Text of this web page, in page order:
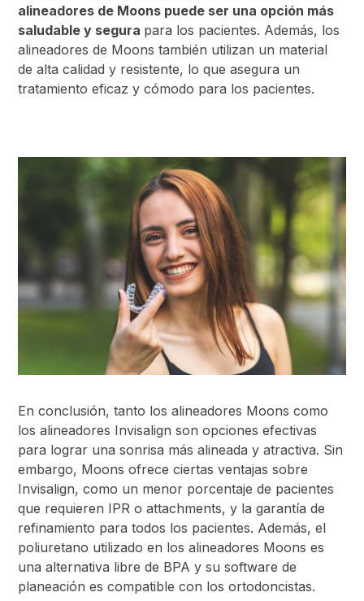
alineadores de Moons puede ser una opción más
saludable y segura para los pacientes. Además, los
alineadores de Moons también utilizan un material
de alta calidad y resistente, lo que asegura un
tratamiento eficaz y cómodo para los pacientes.
En conclusión, tanto los alineadores Moons como
los alineadores Invisalign son opciones efectivas
para lograr una sonrisa más alineada y atractiva. Sin
embargo, Moons ofrece ciertas ventajas sobre
Invisalign, como un menor porcentaje de pacientes
que requieren IPR o attachments, y la garantía de
refinamiento para todos los pacientes. Además, el
poliuretano utilizado en los alineadores Moons es
una alternativa libre de BPA y su software de
planeación es compatible con los ortodoncistas.